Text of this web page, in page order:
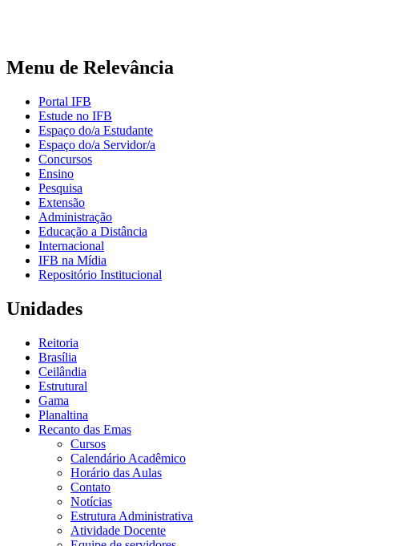
Menu de Relevância
Portal IFB
Estude no IFB
Espaço do/a Estudante
Espaço do/a Servidor/a
Concursos
Ensino
Pesquisa
Extensão
Administração
Educação a Distância
Internacional
IFB na Mídia
Repositório Institucional
Unidades
Reitoria
Brasília
Ceilândia
Estrutural
Gama
Planaltina
Recanto das Emas
Cursos
Calendário Acadêmico
Horário das Aulas
Contato
Notícias
Estrutura Administrativa
Atividade Docente